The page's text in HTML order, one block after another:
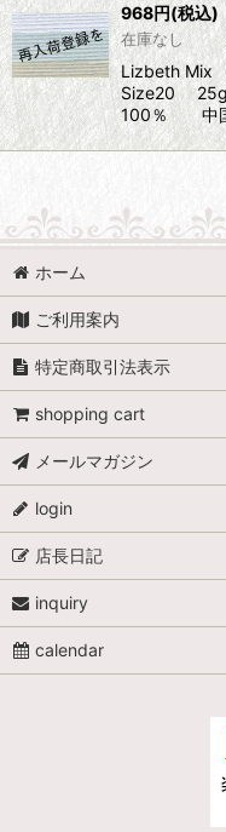
968円(税込)
在庫なし
Lizbeth Mix
Size20 25g
100％ 中国
ホーム
ご利用案内
特定商取引法表示
shopping cart
メールマガジン
login
店長日記
inquiry
calendar